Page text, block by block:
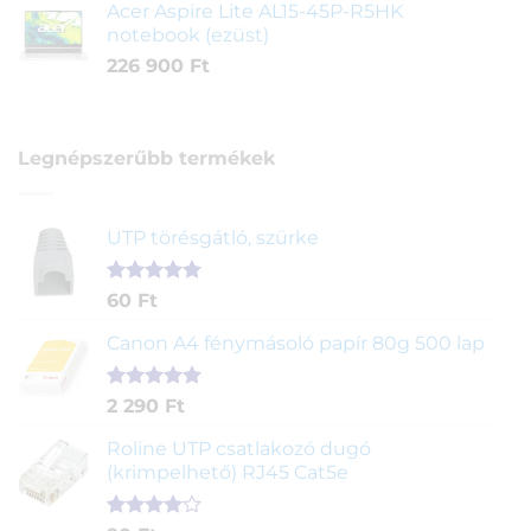
Acer Aspire Lite AL15-45P-R5HK
notebook (ezüst)
226 900 Ft
Legnépszerűbb termékek
UTP törésgátló, szürke
Értékelés
ből,
1
értékelés
alapján
60 Ft
Canon A4 fénymásoló papír 80g 500 lap
Értékelés
ből,
2
értékelés
alapján
2 290 Ft
Roline UTP csatlakozó dugó
(krimpelhető) RJ45 Cat5e